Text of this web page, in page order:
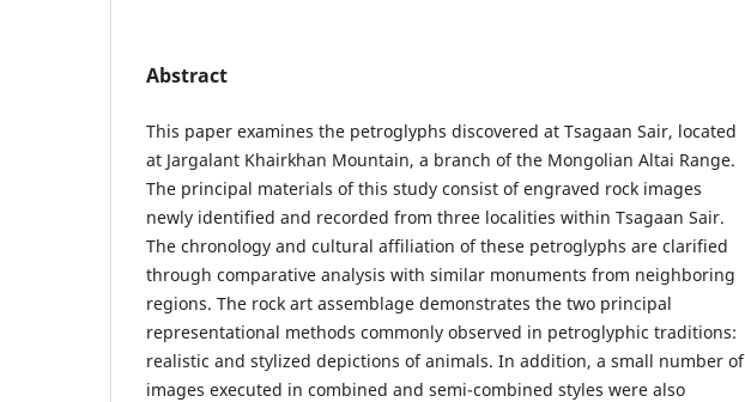
Abstract
This paper examines the petroglyphs discovered at Tsagaan Sair, located
at Jargalant Khairkhan Mountain, a branch of the Mongolian Altai Range.
The principal materials of this study consist of engraved rock images
newly identified and recorded from three localities within Tsagaan Sair.
The chronology and cultural affiliation of these petroglyphs are clarified
through comparative analysis with similar monuments from neighboring
regions. The rock art assemblage demonstrates the two principal
representational methods commonly observed in petroglyphic traditions:
realistic and stylized depictions of animals. In addition, a small number of
images executed in combined and semi-combined styles were also